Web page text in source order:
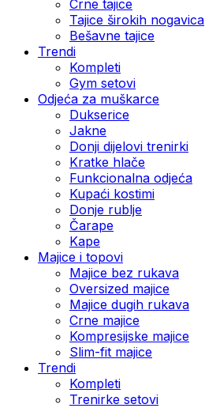
Crne tajice
Tajice širokih nogavica
Bešavne tajice
Trendi
Kompleti
Gym setovi
Odjeća za muškarce
Dukserice
Jakne
Donji dijelovi trenirki
Kratke hlače
Funkcionalna odjeća
Kupaći kostimi
Donje rublje
Čarape
Kape
Majice i topovi
Majice bez rukava
Oversized majice
Majice dugih rukava
Crne majice
Kompresijske majice
Slim-fit majice
Trendi
Kompleti
Trenirke setovi